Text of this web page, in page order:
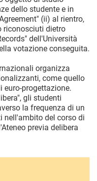
dello studente e in
(ii) al rientro,
riconosciuti dietro
dell'Università
votazione conseguita.
organizza
come quello
euro-progettazione.
gli studenti
la frequenza di un
nell'ambito del corso di
previa delibera